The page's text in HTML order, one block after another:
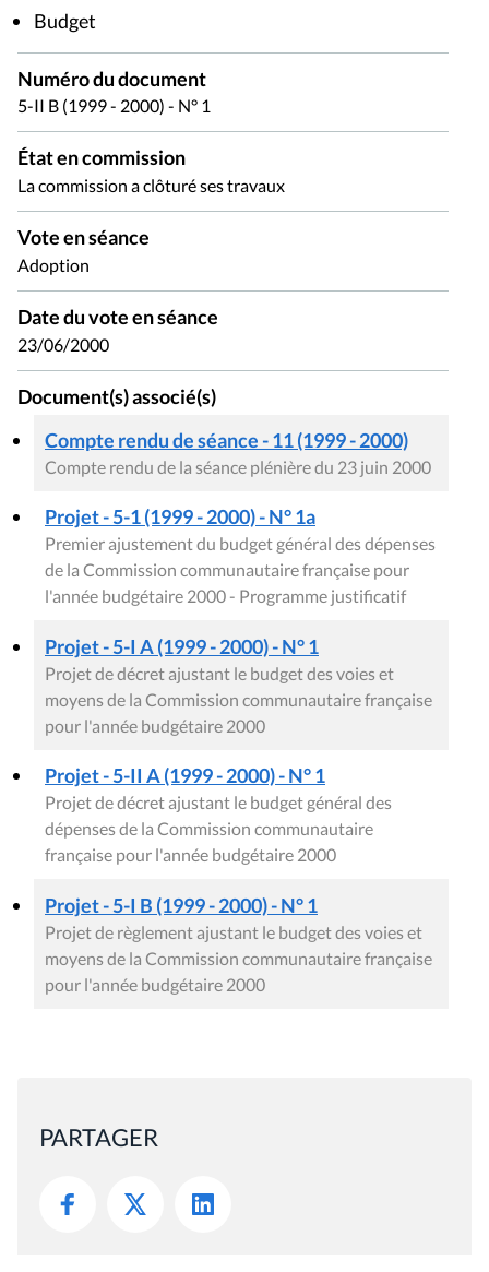
Budget
Numéro du document
5-II B (1999 - 2000) - N° 1
État en commission
La commission a clôturé ses travaux
Vote en séance
Adoption
Date du vote en séance
23/06/2000
Document(s) associé(s)
Compte rendu de séance - 11 (1999 - 2000)
Compte rendu de la séance plénière du 23 juin 2000
Projet - 5-1 (1999 - 2000) - N° 1a
Premier ajustement du budget général des dépenses
de la Commission communautaire française pour
l'année budgétaire 2000 - Programme justificatif
Projet - 5-I A (1999 - 2000) - N° 1
Projet de décret ajustant le budget des voies et
moyens de la Commission communautaire française
pour l'année budgétaire 2000
Projet - 5-II A (1999 - 2000) - N° 1
Projet de décret ajustant le budget général des
dépenses de la Commission communautaire
française pour l'année budgétaire 2000
Projet - 5-I B (1999 - 2000) - N° 1
Projet de règlement ajustant le budget des voies et
moyens de la Commission communautaire française
pour l'année budgétaire 2000
PARTAGER